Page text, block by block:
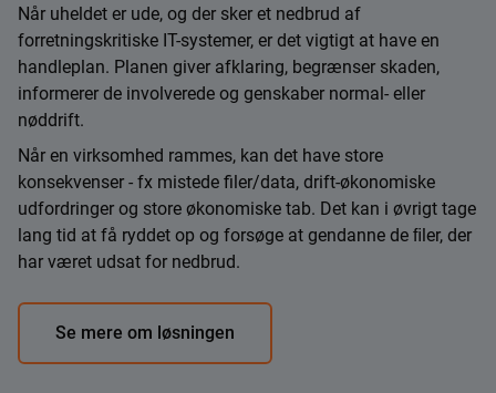
Når uheldet er ude, og der sker et nedbrud af
forretningskritiske IT-systemer, er det vigtigt at have en
handleplan. Planen giver afklaring, begrænser skaden,
informerer de involverede og genskaber normal- eller
nøddrift.
Når en virksomhed rammes, kan det have store
konsekvenser - fx mistede filer/data, drift-økonomiske
udfordringer og store økonomiske tab. Det kan i øvrigt tage
lang tid at få ryddet op og forsøge at gendanne de ﬁler, der
har været udsat for nedbrud.
Se mere om løsningen